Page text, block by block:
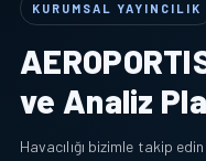
KURUMSAL YAYINCILIK
ve Analiz
Havacılığı bizimle takip